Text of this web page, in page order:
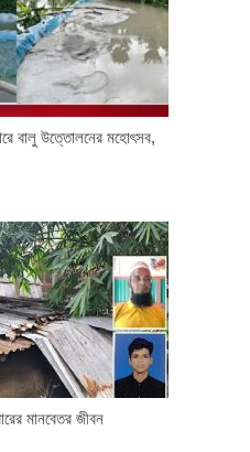
বালু উত্তোলনের মহোৎসব,
মানবেতর জীবন